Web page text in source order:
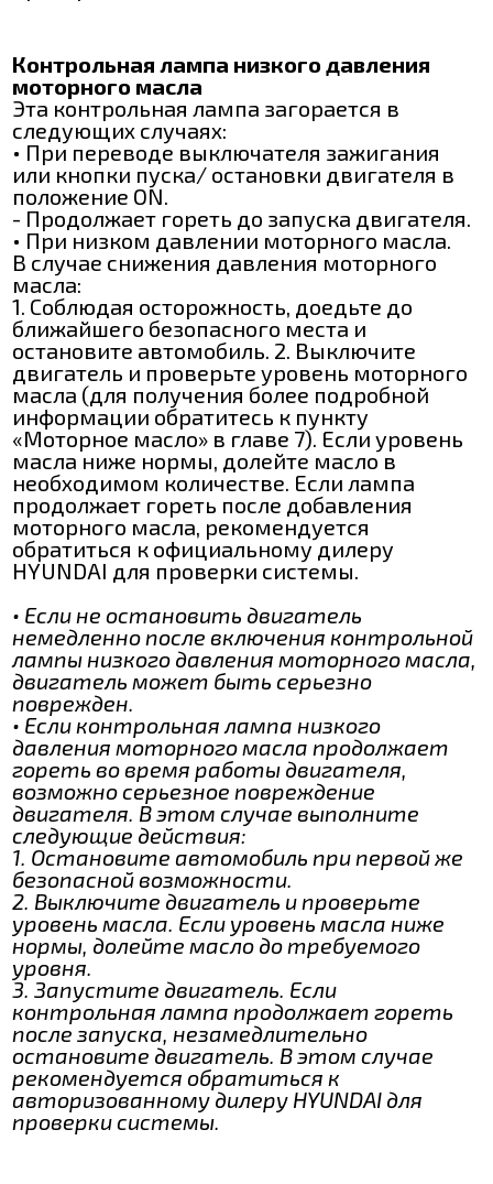
Контрольная лампа низкого давления
моторного масла
Эта контрольная лампа загорается в
следующих случаях:
• При переводе выключателя зажигания
или кнопки пуска/ остановки двигателя в
положение ON.
- Продолжает гореть до запуска двигателя.
• При низком давлении моторного масла.
В случае снижения давления моторного
масла:
1. Соблюдая осторожность, доедьте до
ближайшего безопасного места и
остановите автомобиль. 2. Выключите
двигатель и проверьте уровень моторного
масла (для получения более подробной
информации обратитесь к пункту
«Моторное масло» в главе 7). Если уровень
масла ниже нормы, долейте масло в
необходимом количестве. Если лампа
продолжает гореть после добавления
моторного масла, рекомендуется
обратиться к официальному дилеру
HYUNDAI для проверки системы.
• Если не остановить двигатель
немедленно после включения контрольной
лампы низкого давления моторного масла,
двигатель может быть серьезно
поврежден.
• Если контрольная лампа низкого
давления моторного масла продолжает
гореть во время работы двигателя,
возможно серьезное повреждение
двигателя. В этом случае выполните
следующие действия:
1. Остановите автомобиль при первой же
безопасной возможности.
2. Выключите двигатель и проверьте
уровень масла. Если уровень масла ниже
нормы, долейте масло до требуемого
уровня.
3. Запустите двигатель. Если
контрольная лампа продолжает гореть
после запуска, незамедлительно
остановите двигатель. В этом случае
рекомендуется обратиться к
авторизованному дилеру HYUNDAI для
проверки системы.